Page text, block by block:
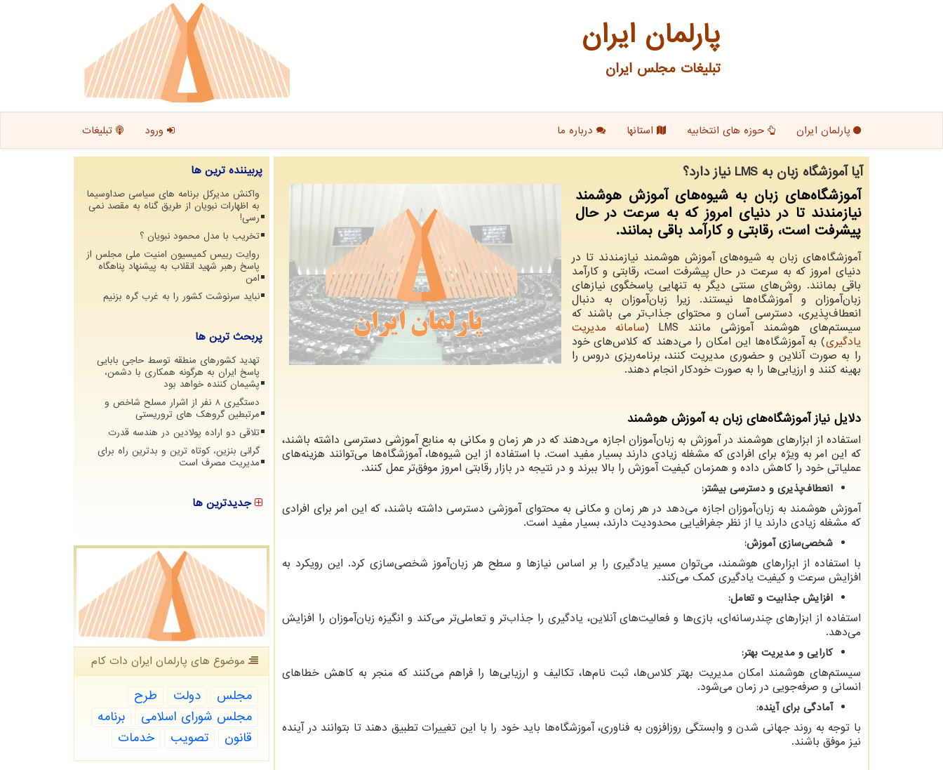
پارلمان ایران
تبلیغات مجلس ایران
پارلمان ایران حوزه های انتخابیه استانها درباره ما ورود تبلیغات
آیا آموزشگاه زبان به LMS نیاز دارد؟
آموزشگاه‌های زبان به شیوه‌های آموزش هوشمند
نیازمندند تا در دنیای امروز که به سرعت در حال
پیشرفت است، رقابتی و کارآمد باقی بمانند.
آموزشگاه‌های زبان به شیوه‌های آموزش هوشمند نیازمندند تا در
دنیای امروز که به سرعت در حال پیشرفت است، رقابتی و کارآمد
باقی بمانند. روش‌های سنتی دیگر به تنهایی پاسخگوی نیازهای
زبان‌آموزان و آموزشگاه‌ها نیستند. زیرا زبان‌آموزان به دنبال
انعطاف‌پذیری، دسترسی آسان و محتوای جذاب‌تر می باشند که
سیستم‌های هوشمند آموزشی مانند LMS
(سامانه مدیریت
یادگیری) به آموزشگاه‌ها این امکان را می‌دهند که کلاس‌های خود
را به صورت آنلاین و حضوری مدیریت کنند، برنامه‌ریزی دروس را
بهینه کنند و ارزیابی‌ها را به صورت خودکار انجام دهند.
دلایل نیاز آموزشگاه‌های زبان به آموزش هوشمند
استفاده از ابزارهای هوشمند در آموزش به زبان‌آموزان اجازه می‌دهند که در هر زمان و مکانی به منابع آموزشی دسترسی داشته باشند،
که این امر به ویژه برای افرادی که مشغله زیادی دارند بسیار مفید است. با استفاده از این شیوه‌ها، آموزشگاه‌ها می‌توانند هزینه‌های
عملیاتی خود را کاهش داده و همزمان کیفیت آموزش را بالا ببرند و در نتیجه در بازار رقابتی امروز موفق‌تر عمل کنند.
انعطاف‌پذیری و دسترسی بیشتر:
آموزش هوشمند به زبان‌آموزان اجازه می‌دهد در هر زمان و مکانی به محتوای آموزشی دسترسی داشته باشند، که این امر برای افرادی
که مشغله زیادی دارند یا از نظر جغرافیایی محدودیت دارند، بسیار مفید است.
شخصی‌سازی آموزش:
با استفاده از ابزارهای هوشمند، می‌توان مسیر یادگیری را بر اساس نیازها و سطح هر زبان‌آموز شخصی‌سازی کرد. این رویکرد به
افزایش سرعت و کیفیت یادگیری کمک می‌کند.
افزایش جذابیت و تعامل:
استفاده از ابزارهای چندرسانه‌ای، بازی‌ها و فعالیت‌های آنلاین، یادگیری را جذاب‌تر و تعاملی‌تر می‌کند و انگیزه زبان‌آموزان را افزایش
می‌دهد.
کارایی و مدیریت بهتر:
سیستم‌های هوشمند امکان مدیریت بهتر کلاس‌ها، ثبت نام‌ها، تکالیف و ارزیابی‌ها را فراهم می‌کنند که منجر به کاهش خطاهای
انسانی و صرفه‌جویی در زمان می‌شود.
آمادگی برای آینده:
با توجه به روند جهانی شدن و وابستگی روزافزون به فناوری، آموزشگاه‌ها باید خود را با این تغییرات تطبیق دهند تا بتوانند در آینده
نیز موفق باشند.
پربیننده ترین ها
واکنش مدیرکل برنامه های سیاسی صداوسیما
به اظهارات نبویان از طریق گناه به مقصد نمی
رسی!
تخریب با مدل محمود نبویان ؟
روایت رییس کمیسیون امنیت ملی مجلس از
پاسخ رهبر شهید انقلاب به پیشنهاد پناهگاه
امن
نباید سرنوشت کشور را به غرب گره بزنیم
پربحث ترین ها
تهدید کشورهای منطقه توسط حاجی بابایی
پاسخ ایران به هرگونه همکاری با دشمن،
پشیمان کننده خواهد بود
دستگیری 8 نفر از اشرار مسلح شاخص و
مرتبطین گروهک های تروریستی
تلاقی دو اراده پولادین در هندسه قدرت
گرانی بنزین، کوتاه ترین و بدترین راه برای
مدیریت مصرف است
جدیدترین ها
موضوع های پارلمان ایران دات كام
مجلس دولت
طرح
مجلس شورای اسلامی
برنامه
قانون
تصویب خدمات